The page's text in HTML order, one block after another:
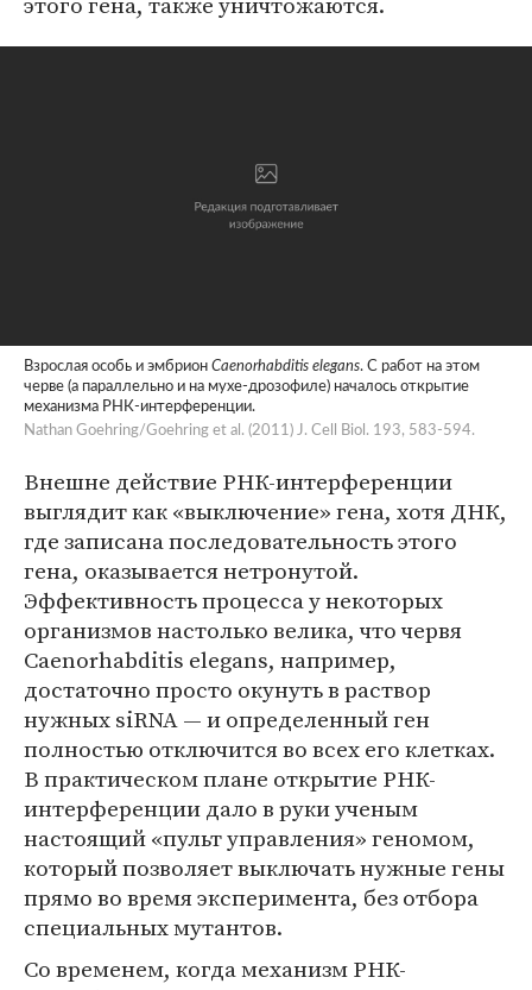
Взрослая особь и эмбрион Caenorhabditis elegans. С работ на этом
черве (а параллельно и на мухе-дрозофиле) началось открытие
механизма РНК-интерференции.
Nathan Goehring/Goehring et al. (2011) J. Cell Biol. 193, 583-594.
Внешне действие РНК-интерференции
выглядит как «выключение» гена, хотя ДНК,
где записана последовательность этого
гена, оказывается нетронутой.
Эффективность процесса у некоторых
организмов настолько велика, что червя
Caenorhabditis elegans, например,
достаточно просто окунуть в раствор
нужных siRNA — и определенный ген
полностью отключится во всех его клетках.
В практическом плане открытие РНК-
интерференции дало в руки ученым
настоящий «пульт управления» геномом,
который позволяет выключать нужные гены
прямо во время эксперимента, без отбора
специальных мутантов.
Со временем, когда механизм РНК-